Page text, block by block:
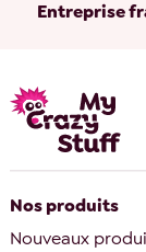
Entreprise
Nos produits
Nouveaux